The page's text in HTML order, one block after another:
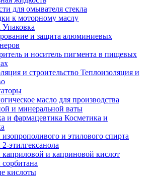
для омывателя стекла
к моторному маслу
Упаковка
и защита алюминиевых
и носитель пигмента в пищевых
Теплоизоляция и
масло для производства
и минеральной ваты
Косметика и
и этилового спирта
этилгексанола
и каприновой кислот
кислоты